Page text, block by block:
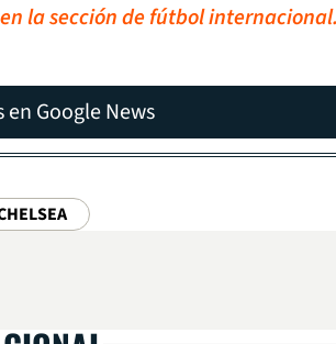
la sección de fútbol internacional.
en Google News